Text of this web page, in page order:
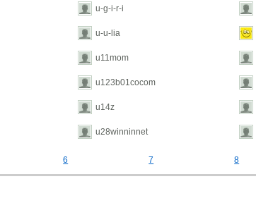
u-g-i-r-i
u-u-lia
u11mom
u123b01cocom
u14z
u28winninnet
6 7 8